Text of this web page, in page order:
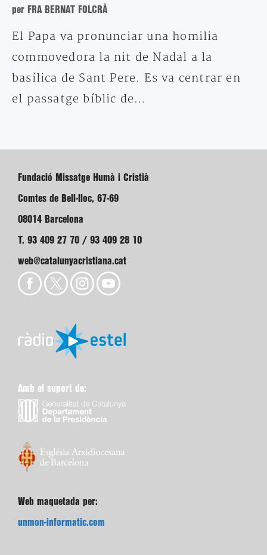
per FRA BERNAT FOLCRÀ
El Papa va pronunciar una homilia
commovedora la nit de Nadal a la
basílica de Sant Pere. Es va centrar en
el passatge bíblic de…
Fundació Missatge Humà i Cristià
Comtes de Bell-lloc, 67-69
08014 Barcelona
T. 93 409 27 70 / 93 409 28 10
web@catalunyacristiana.cat
Amb el suport de:
Web maquetada per:
unmon-informatic.com